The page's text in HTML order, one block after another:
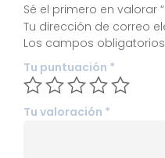
Sé el primero en valorar
Tu dirección de correo
Los campos
Tu puntuación *
Tu valoración *